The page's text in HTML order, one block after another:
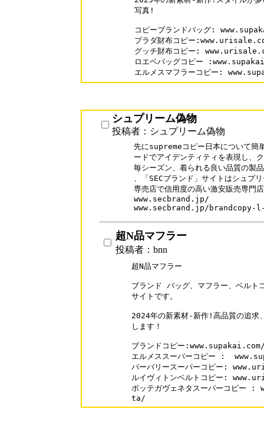
写真!
コピーブランドバッグ:
プラダ財布コピー
グッチ財布コピー:
ロエベバッグコピー
シュプリーム偽物
投稿者：シュプリーム偽物
先にsupremeコピー日本について簡
ードでアイデンティティを表現し、
毎シーズン、着られる良い品質の製
、「SECブランド」サイトはシュプ
専売店で信用度の高い激安販売専門
www.secbrand.jp/
www.secbrand.jp/brandcopy-
超N品マフラー
投稿者：bnn
超N品マフラー
ブランド バッグ、マフラー、ベルト
サイトです。
2024年の新素材-新作!高品質の追求
します！
ブランドコピー
エルメススーパーコピー :
バーバリースーパーコピー:
ルイヴィトンベルトコピー:
ボッテガヴェネタスーパーコピ
ta/